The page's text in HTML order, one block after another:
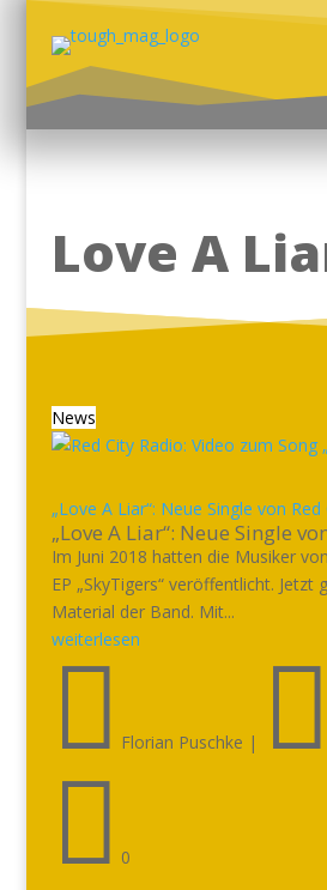
Love A
News
„Love A Liar“: Neue Single von Red
„Love A Liar“: Neue Single
Im Juni 2018 hatten die Musiker
EP „SkyTigers“ veröffentlicht. Jetzt
Material der Band. Mit...
weiterlesen
 Florian Puschke | 
 0